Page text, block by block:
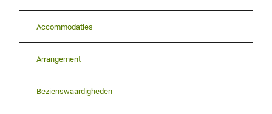
Accommodaties
Arrangement
Bezienswaardigheden